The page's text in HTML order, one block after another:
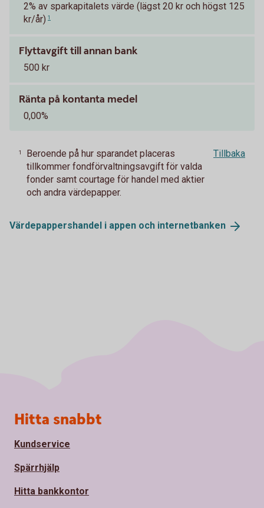
2% av sparkapitalets värde (lägst 20 kr och högst 125
kr/år) 1
Flyttavgift till annan bank
500 kr
Ränta på kontanta medel
0,00%
1
Beroende på hur sparandet placeras
tillkommer fondförvaltningsavgift för valda
fonder samt courtage för handel med aktier
och andra värdepapper.
Tillbaka
Värdepappershandel i appen och internetbanken
Sidfot
Hitta snabbt
Kundservice
Spärrhjälp
Hitta bankkontor